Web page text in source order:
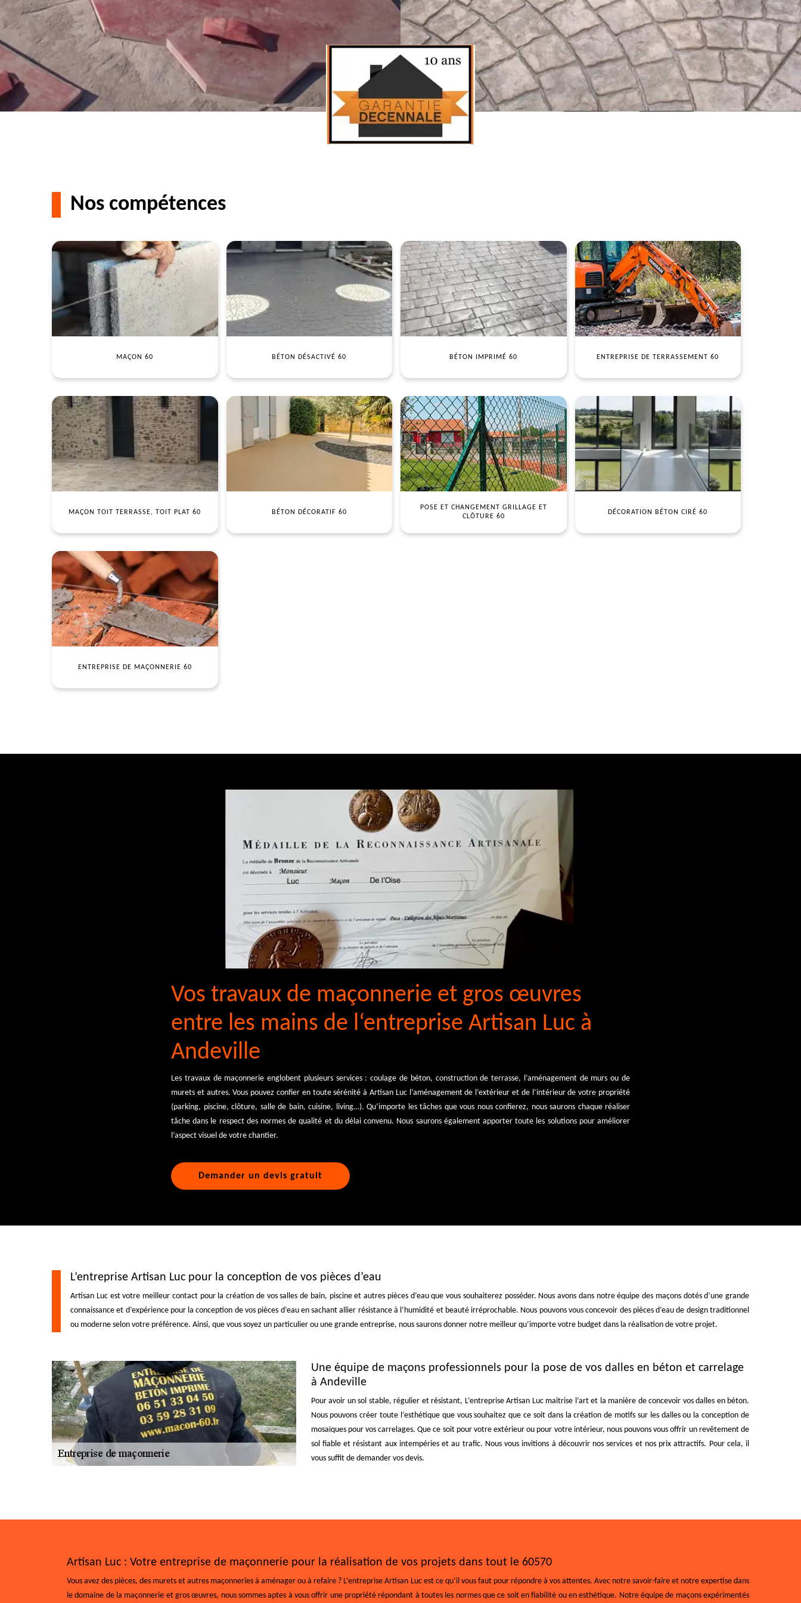
Nos compétences
MAÇON 60 BÉTON DÉSACTIVÉ 60 BÉTON IMPRIMÉ 60 ENTREPRISE DE TERRASSEMENT 60
MAÇON TOIT TERRASSE, TOIT PLAT 60 BÉTON DÉCORATIF 60
POSE ET CHANGEMENT GRILLAGE ET
CLÔTURE 60
DÉCORATION BÉTON CIRÉ 60
ENTREPRISE DE MAÇONNERIE 60
Vos travaux de maçonnerie et gros œuvres
entre les mains de l‘entreprise Artisan Luc à
Andeville
Les travaux de maçonnerie englobent plusieurs services : coulage de béton, construction de terrasse, l’aménagement de murs ou de
murets et autres. Vous pouvez confier en toute sérénité à Artisan Luc l’aménagement de l’extérieur et de l’intérieur de votre propriété
(parking, piscine, clôture, salle de bain, cuisine, living…). Qu’importe les tâches que vous nous confierez, nous saurons chaque réaliser
tâche dans le respect des normes de qualité et du délai convenu. Nous saurons également apporter toute les solutions pour améliorer
l’aspect visuel de votre chantier.
Demander un devis gratuit
L’entreprise Artisan Luc pour la conception de vos pièces d’eau
Artisan Luc est votre meilleur contact pour la création de vos salles de bain, piscine et autres pièces d’eau que vous souhaiterez posséder. Nous avons dans notre équipe des maçons dotés d’une grande
connaissance et d’expérience pour la conception de vos pièces d’eau en sachant allier résistance à l’humidité et beauté irréprochable. Nous pouvons vous concevoir des pièces d’eau de design traditionnel
ou moderne selon votre préférence. Ainsi, que vous soyez un particulier ou une grande entreprise, nous saurons donner notre meilleur qu’importe votre budget dans la réalisation de votre projet.
Une équipe de maçons professionnels pour la pose de vos dalles en béton et carrelage
à Andeville
Pour avoir un sol stable, régulier et résistant, L’entreprise Artisan Luc maitrise l’art et la manière de concevoir vos dalles en béton.
Nous pouvons créer toute l’esthétique que vous souhaitez que ce soit dans la création de motifs sur les dalles ou la conception de
mosaïques pour vos carrelages. Que ce soit pour votre extérieur ou pour votre intérieur, nous pouvons vous offrir un revêtement de
sol fiable et résistant aux intempéries et au trafic. Nous vous invitions à découvrir nos services et nos prix attractifs. Pour cela, il
vous suffit de demander vos devis.
Artisan Luc : Votre entreprise de maçonnerie pour la réalisation de vos projets dans tout le 60570
Vous avez des pièces, des murets et autres maçonneries à aménager ou à refaire ? L’entreprise Artisan Luc est ce qu’il vous faut pour répondre à vos attentes. Avec notre savoir-faire et notre expertise dans
le domaine de la maçonnerie et gros œuvres, nous sommes aptes à vous offrir une propriété répondant à toutes les normes que ce soit en fiabilité ou en esthétique. Notre équipe de maçons expérimentés